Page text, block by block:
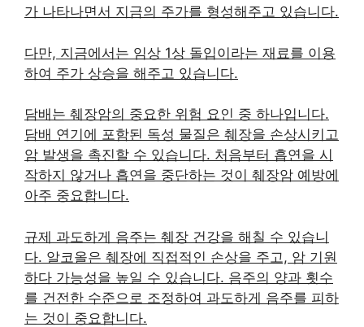
가 나타나면서 지금의 주가를 형성해주고 있습니다.
다만, 지금에서는 임상 1상 돌입이라는 재료를 이용
하여 주가 상승을 해주고 있습니다.
담배는 췌장암의 중요한 위험 요인 중 하나입니다.
담배 연기에 포함된 독성 물질은 췌장을 손상시키고
암 발생을 촉진할 수 있습니다. 처음부터 흡연을 시
작하지 않거나 흡연을 중단하는 것이 췌장암 예방에
아주 중요합니다.
규제 과도하게 음주는 췌장 건강을 해칠 수 있습니
다. 알코올은 췌장에 직접적인 손상을 주고, 암 기원
하다 가능성을 높일 수 있습니다. 음주의 양과 횟수
를 건전한 수준으로 조정하여 과도하게 음주를 피하
는 것이 중요합니다.